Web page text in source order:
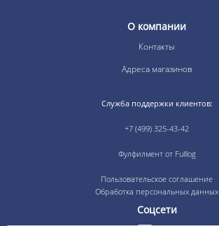
О компании
Контакты
Адреса магазинов
Служба поддержки клиентов:
+7 (499) 325-43-42
Фулфилмент от Fulllog
Пользовательское соглашение
Обработка персональных данных
Соцсети